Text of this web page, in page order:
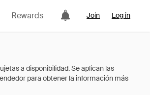
Rewards Join Log in